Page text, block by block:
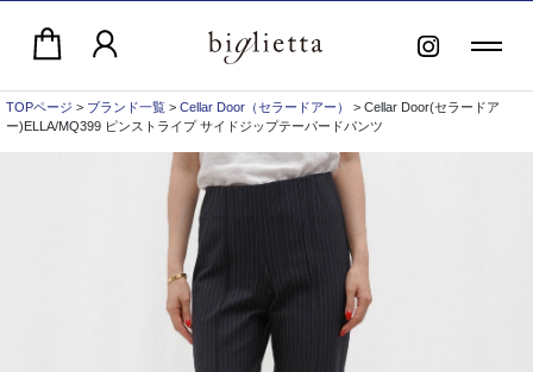
TOPページ > ブランド一覧 > Cellar Door（セラードアー）
> Cellar Door(セラードア
ー)ELLA/MQ399 ピンストライプ サイドジップテーパードパンツ